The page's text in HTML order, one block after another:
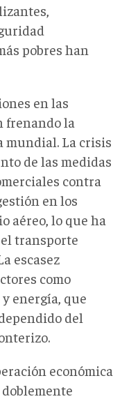
pobres han
en las
frenando la
mundial. La crisis
de las medidas
contra
en los
aéreo, lo que ha
transporte
escasez
como
energía, que
del
económica